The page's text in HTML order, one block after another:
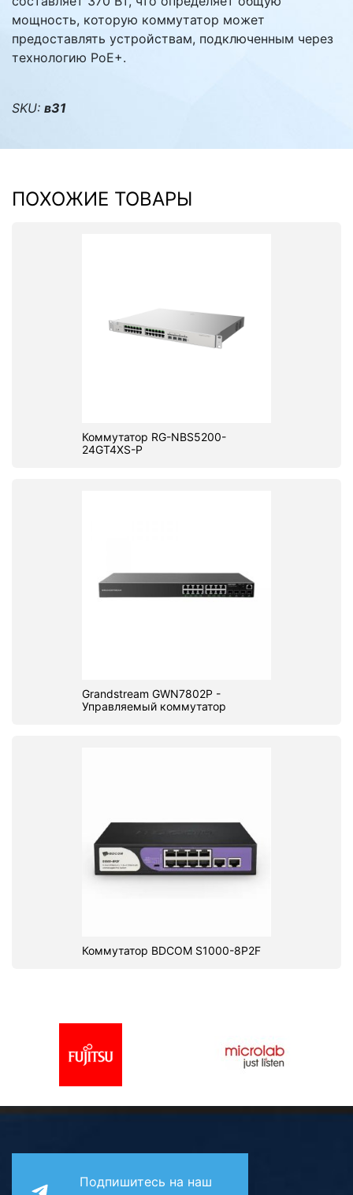
мощность, которую коммутатор может
предоставлять устройствам, подключенным через
технологию PoE+.
SKU: в31
ПОХОЖИЕ ТОВАРЫ
Коммутатор RG-NBS5200-
24GT4XS-P
Grandstream GWN7802P -
Управляемый коммутатор
Коммутатор BDCOM S1000-8P2F
Подпишитесь на наш